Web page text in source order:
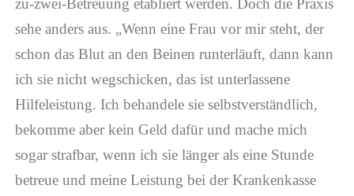
zu-zwei-Betreuung etabliert werden. Doch die Praxis
sehe anders aus. „Wenn eine Frau vor mir steht, der
schon das Blut an den Beinen runterläuft, dann kann
ich sie nicht wegschicken, das ist unterlassene
Hilfeleistung. Ich behandele sie selbstverständlich,
bekomme aber kein Geld dafür und mache mich
sogar strafbar, wenn ich sie länger als eine Stunde
betreue und meine Leistung bei der Krankenkasse